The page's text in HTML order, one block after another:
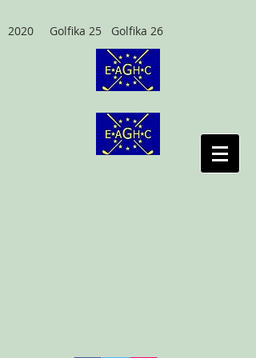
2020 Golfika 25 Golfika 26